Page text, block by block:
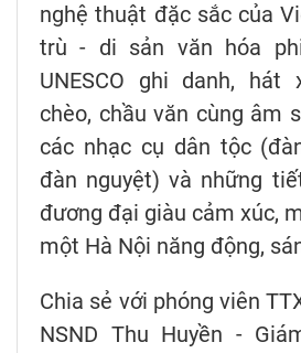
nghệ thuật đặc sắc của
trù - di sản văn hóa
UNESCO ghi danh, hát
chèo, chầu văn cùng âm
các nhạc cụ dân tộc
đàn nguyệt) và những
đương đại giàu cảm xúc,
một Hà Nội năng động,
Chia sẻ với phóng viên
NSND Thu Huyền -